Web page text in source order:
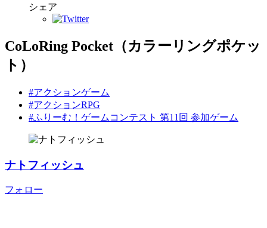
シェア
CoLoRing Pocket（カラーリングポケッ
ト）
#アクションゲーム
#アクションRPG
#ふりーむ！ゲームコンテスト 第11回 参加ゲーム
ナトフィッシュ
フォロー